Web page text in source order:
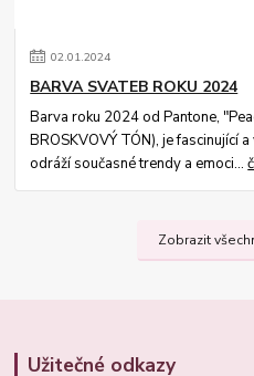
02.01.2024
BARVA SVATEB ROKU 2024
Barva roku 2024 od Pantone,
BROSKVOVÝ TÓN), je fascinující
odráží současné trendy a emoci...
Zobrazit
Užitečné odkazy